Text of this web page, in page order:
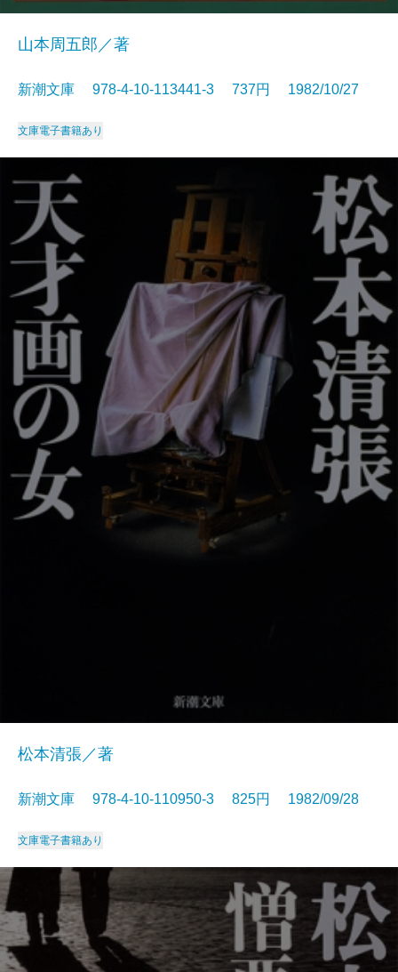
山本周五郎／著
新潮文庫 978-4-10-113441-3 737円 1982/10/27
文庫電子書籍あり
松本清張／著
新潮文庫 978-4-10-110950-3 825円 1982/09/28
文庫電子書籍あり